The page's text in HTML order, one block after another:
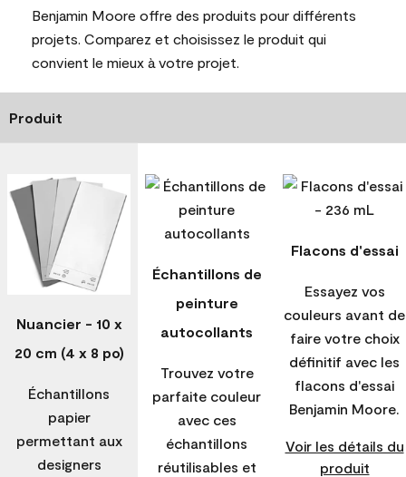
Benjamin Moore offre des produits pour différents
projets. Comparez et choisissez le produit qui
convient le mieux à votre projet.
Produit
Nuancier - 10 x
20 cm (4 x 8 po)
Échantillons
papier
permettant aux
designers
Échantillons de
peinture
autocollants
Trouvez votre
parfaite couleur
avec ces
échantillons
réutilisables et
Flacons d'essai
Essayez vos
couleurs avant de
faire votre choix
définitif avec les
flacons d'essai
Benjamin Moore.
Voir les détails du
produit